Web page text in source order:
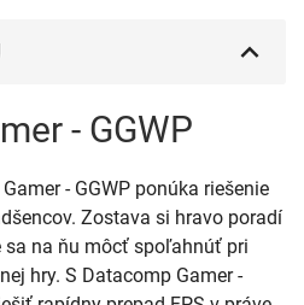
- GGWP
- GGWP ponúka riešenie
Zostava si hravo poradí
sa na ňu môcť spoľahnúť pri
hry. S Datacomp Gamer -